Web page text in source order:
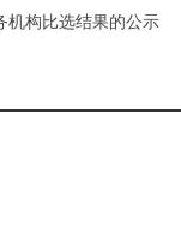
机构比选结果的公示